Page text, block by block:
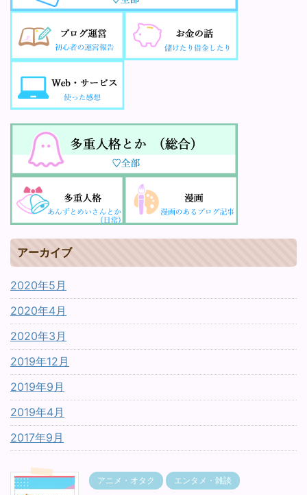
アーカイブ
2020年5月
2020年4月
2020年3月
2019年12月
2019年9月
2019年4月
2017年9月
アニメ・オタク エンタメ・雑談